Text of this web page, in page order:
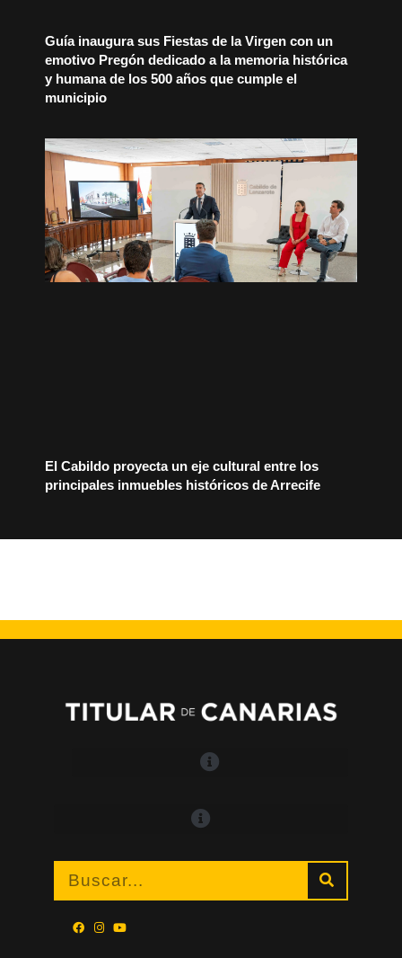
Guía inaugura sus Fiestas de la Virgen con un
emotivo Pregón dedicado a la memoria histórica
y humana de los 500 años que cumple el
municipio
El Cabildo proyecta un eje cultural entre los
principales inmuebles históricos de Arrecife